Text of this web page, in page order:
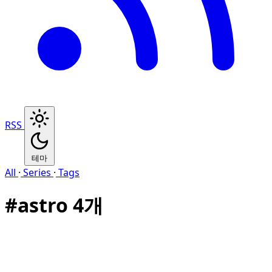
RSS
테마
All · Series · Tags
#astro 4개